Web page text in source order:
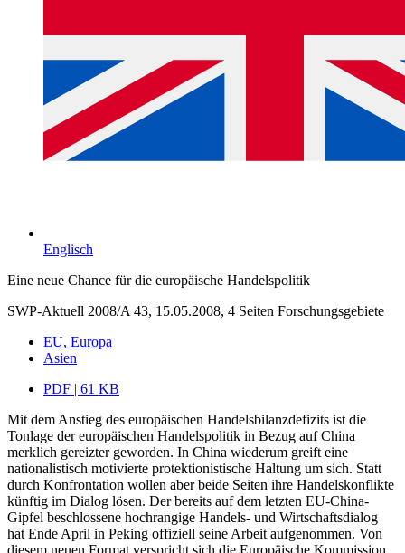
Englisch
Eine neue Chance für die europäische Handelspolitik
SWP-Aktuell 2008/A 43, 15.05.2008, 4 Seiten Forschungsgebiete
EU, Europa
Asien
PDF | 61 KB
Mit dem Anstieg des europäischen Handelsbilanzdefizits ist die
Tonlage der europäischen Handelspolitik in Bezug auf China
merklich gereizter geworden. In China wiederum greift eine
nationalistisch motivierte protektionistische Haltung um sich. Statt
durch Konfrontation wollen aber beide Seiten ihre Handelskonflikte
künftig im Dialog lösen. Der bereits auf dem letzten EU-China-
Gipfel beschlossene hochrangige Handels- und Wirtschaftsdialog
hat Ende April in Peking offiziell seine Arbeit aufgenommen. Von
diesem neuen Format verspricht sich die Europäische Kommission